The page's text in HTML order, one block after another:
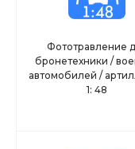
Фототравление
бронетехники /
автомобилей /
1: 48